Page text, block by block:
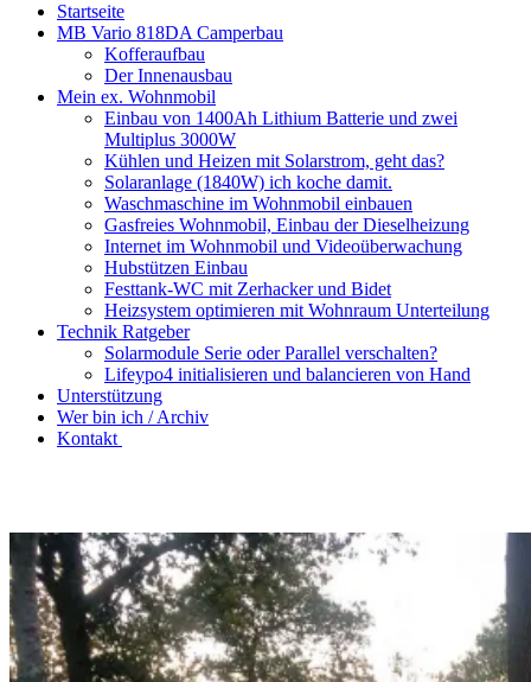
Startseite
MB Vario 818DA Camperbau
Kofferaufbau
Der Innenausbau
Mein ex. Wohnmobil
Einbau von 1400Ah Lithium Batterie und zwei
Multiplus 3000W
Kühlen und Heizen mit Solarstrom, geht das?
Solaranlage (1840W) ich koche damit.
Waschmaschine im Wohnmobil einbauen
Gasfreies Wohnmobil, Einbau der Dieselheizung
Internet im Wohnmobil und Videoüberwachung
Hubstützen Einbau
Festtank-WC mit Zerhacker und Bidet
Heizsystem optimieren mit Wohnraum Unterteilung
Technik Ratgeber
Solarmodule Serie oder Parallel verschalten?
Lifeypo4 initialisieren und balancieren von Hand
Unterstützung
Wer bin ich / Archiv
Kontakt